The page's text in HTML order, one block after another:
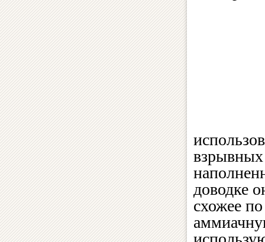
взрывных
доводке
схожее